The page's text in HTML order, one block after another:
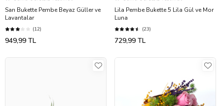
Sarı Bukette Pembe Beyaz Güller ve
Lavantalar
(12)
949,99 TL
Lila Pembe Bukette 5 Lila Gül ve Mor
Luna
(23)
729,99 TL